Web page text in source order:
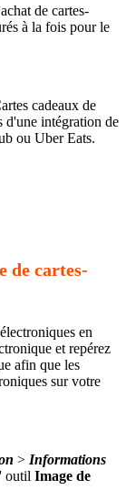
de cartes-
à la fois pour le
cadeaux de
d'une intégration de
ou Uber Eats.
de cartes-
en
et repérez
afin que les
sur votre
> Informations
outil Image de